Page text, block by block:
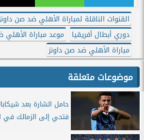
القنوات الناقلة لمباراة الأهلي ضد صن
دوري أبطال أفريقيا
موعد مباراة الأهلي
مباراة الأهلي ضد صن داونز
موضوعات متعلقة
حامل الشارة بعد
فتحي إلى الزمالك في